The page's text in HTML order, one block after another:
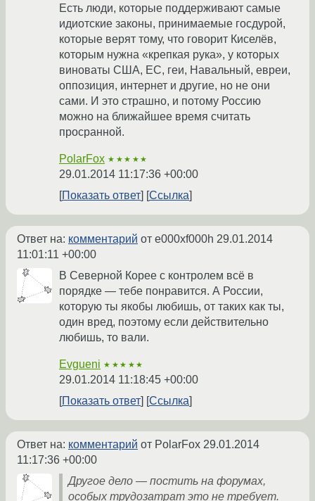
Есть люди, которые поддерживают самые
идиотские законы, принимаемые госдурой,
которые верят тому, что говорит Киселёв,
которым нужна «крепкая рука», у которых
виноваты США, ЕС, геи, Навальный, евреи,
оппозиция, интернет и другие, но не они
сами. И это страшно, и потому Россию
можно на ближайшее время считать
просранной.
PolarFox ★★★★★
29.01.2014 11:17:36 +00:00
Показать ответ
Ссылка
Ответ на: комментарий от e000xf000h 29.01.2014
11:01:11 +00:00
В Северной Корее с контролем всё в
порядке — тебе понравится. А России,
которую ты якобы любишь, от таких как ты,
один вред, поэтому если действительно
любишь, то вали.
Evgueni ★★★★★
29.01.2014 11:18:45 +00:00
Показать ответ
Ссылка
Ответ на: комментарий от PolarFox 29.01.2014
11:17:36 +00:00
Другое дело — постить на форумах,
особых трудозатрат это не требует.